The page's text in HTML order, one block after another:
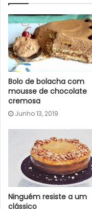
Bolo de bolacha com
mousse de chocolate
cremosa
Junho 13, 2019
Ninguém resiste a um
clássico